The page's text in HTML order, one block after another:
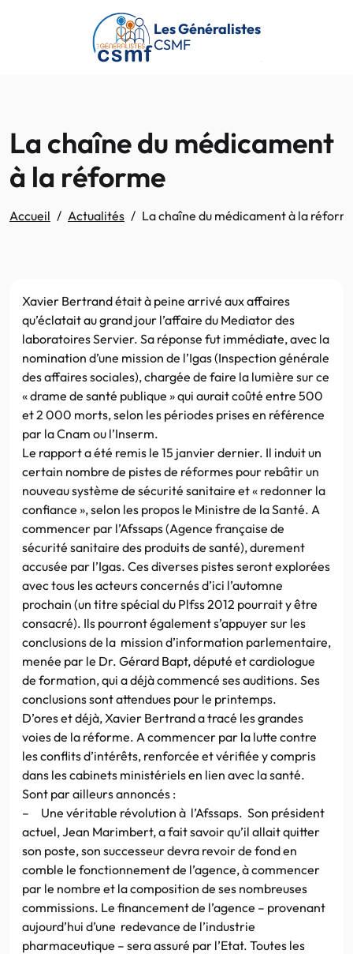
Passer au contenu principal
Les Généralistes
CSMF
La chaîne du médicament
à la réforme
Accueil Actualités La chaîne du médicament à la
Xavier Bertrand était à peine arrivé aux affaires
qu’éclatait au grand jour l’affaire du Mediator des
laboratoires Servier. Sa réponse fut immédiate, avec la
nomination d’une mission de l’Igas (Inspection générale
des affaires sociales), chargée de faire la lumière sur ce
« drame de santé publique » qui aurait coûté entre 500
et 2 000 morts, selon les périodes prises en référence
par la Cnam ou l’Inserm.
Le rapport a été remis le 15 janvier dernier. Il induit un
certain nombre de pistes de réformes pour rebâtir un
nouveau système de sécurité sanitaire et « redonner la
confiance », selon les propos le Ministre de la Santé. A
commencer par l’Afssaps (Agence française de
sécurité sanitaire des produits de santé), durement
accusée par l’Igas. Ces diverses pistes seront explorées
avec tous les acteurs concernés d’ici l’automne
prochain (un titre spécial du Plfss 2012 pourrait y être
consacré). Ils pourront également s’appuyer sur les
conclusions de la mission d’information parlementaire,
menée par le Dr. Gérard Bapt, député et cardiologue
de formation, qui a déjà commencé ses auditions. Ses
conclusions sont attendues pour le printemps.
D’ores et déjà, Xavier Bertrand a tracé les grandes
voies de la réforme. A commencer par la lutte contre
les conflits d’intérêts, renforcée et vérifiée y compris
dans les cabinets ministériels en lien avec la santé.
Sont par ailleurs annoncés :
– Une véritable révolution à l’Afssaps. Son président
actuel, Jean Marimbert, a fait savoir qu’il allait quitter
son poste, son successeur devra revoir de fond en
comble le fonctionnement de l’agence, à commencer
par le nombre et la composition de ses nombreuses
commissions. Le financement de l’agence – provenant
aujourd’hui d’une redevance de l’industrie
pharmaceutique – sera assuré par l’Etat. Toutes les